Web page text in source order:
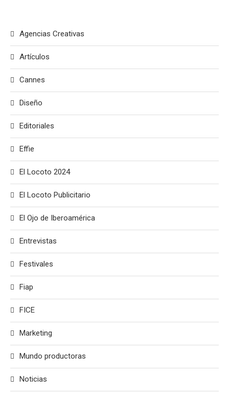
Agencias Creativas
Artículos
Cannes
Diseño
Editoriales
Effie
El Locoto 2024
El Locoto Publicitario
El Ojo de Iberoamérica
Entrevistas
Festivales
Fiap
FICE
Marketing
Mundo productoras
Noticias